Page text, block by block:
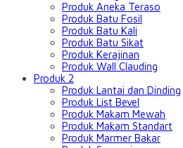
Produk Aneka Teraso
Produk Batu Fosil
Produk Batu Kali
Produk Batu Sikat
Produk Kerajinan
Produk Wall Clauding
Produk 2
Produk Lantai dan Dinding
Produk List Bevel
Produk Makam Mewah
Produk Makam Standart
Produk Marmer Bakar